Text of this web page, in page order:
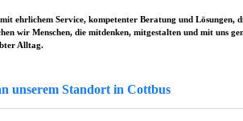
ehrlichem Service, kompetenter Beratung und Lösungen,
wir Menschen, die mitdenken, mitgestalten und mit uns
Alltag.
unserem Standort in Cottbus